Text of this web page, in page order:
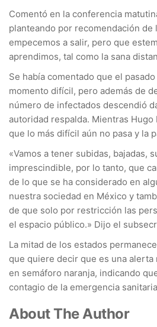
Comentó en la conferencia
planteando por recomendación de
empecemos a salir, pero que
aprendimos, tal como la sana
Se había comentado que el
momento difícil, pero además de
número de infectados descendió
autoridad respalda. Mientras
que lo más difícil aún no pasa y la
«Vamos a tener subidas, bajadas,
imprescindible, por lo tanto, que
de lo que se ha considerado en
nuestra sociedad en México y
de que solo por restricción las
el espacio público.» Dijo el
La mitad de los estados
que quiere decir que es una alerta
en semáforo naranja, indicando
contagio de la emergencia
About The Author